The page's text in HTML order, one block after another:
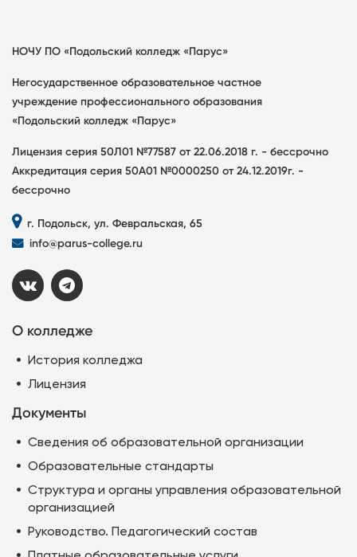
а
НОЧУ ПО «Подольский колледж «Парус»
Негосударственное образовательное частное
учреждение профессионального образования
«Подольский колледж «Парус»
Лицензия серия 50Л01 №77587 от 22.06.2018 г. - бессрочно
Аккредитация серия 50А01 №0000250 от 24.12.2019г. -
бессрочно
г. Подольск, ул. Февральская, 65
info@parus-college.ru
О колледже
История колледжа
Лицензия
Документы
Сведения об образовательной организации
Образовательные стандарты
Структура и органы управления образовательной
организацией
Руководство. Педагогический состав